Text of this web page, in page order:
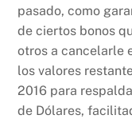
pasado, como
de ciertos bonos
otros a cancelarle
los valores
2016 para
de Dólares,